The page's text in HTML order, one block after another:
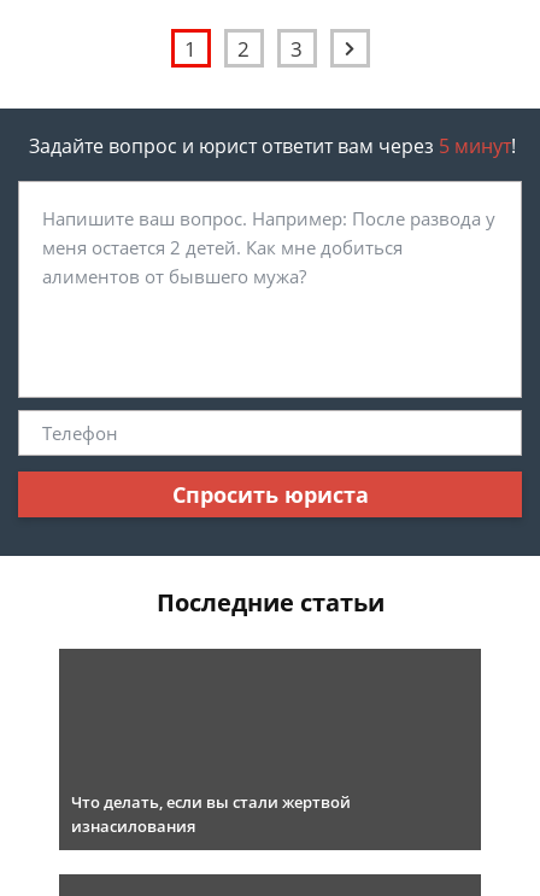
1 2 3
Задайте вопрос и юрист ответит вам через 5 минут!
Спросить юриста
Последние статьи
Что делать, если вы стали жертвой
изнасилования